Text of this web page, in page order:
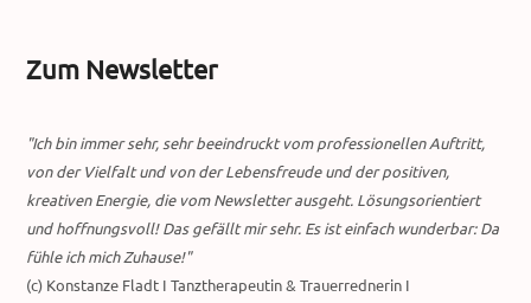
Zum Newsletter
"Ich bin immer sehr, sehr beeindruckt vom professionellen Auftritt,
von der Vielfalt und von der Lebensfreude und der positiven,
kreativen Energie, die vom Newsletter ausgeht. Lösungsorientiert
und hoffnungsvoll! Das gefällt mir sehr. Es ist einfach wunderbar: Da
fühle ich mich Zuhause!"
(c) Konstanze Fladt I Tanztherapeutin & Trauerrednerin I